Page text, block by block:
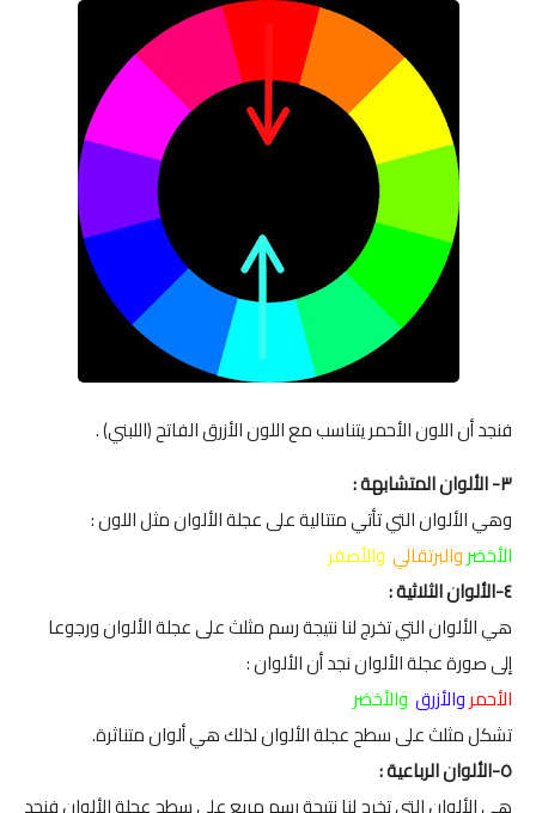
فنجد أن اللون الأحمر يتناسب مع اللون الأزرق الفاتح (اللبني) .
٣- الألوان المتشابهة :
وهي الألوان التي تأتي متتالية على عجلة الألوان مثل اللون :
الأخضروالبرتقالي والأصفر
٤-الألوان الثلاثية :
هي الألوان التي تخرج لنا نتيجة رسم مثلث على عجلة الألوان ورجوعا
إلى صورة عجلة الألوان نجد أن الألوان :
الأحمروالأزرق والأخضر
تشكل مثلث على سطح عجلة الألوان لذلك هي ألوان متناثرة.
٥-الألوان الرباعية :
هي الألوان التي تخرج لنا نتيجة رسم مربع على سطح عجلة الألوان فنجد